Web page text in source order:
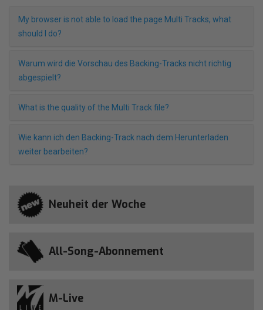
My browser is not able to load the page Multi Tracks, what
should I do?
Warum wird die Vorschau des Backing-Tracks nicht richtig
abgespielt?
What is the quality of the Multi Track file?
Wie kann ich den Backing-Track nach dem Herunterladen
weiter bearbeiten?
Neuheit der Woche
All-Song-Abonnement
M-Live